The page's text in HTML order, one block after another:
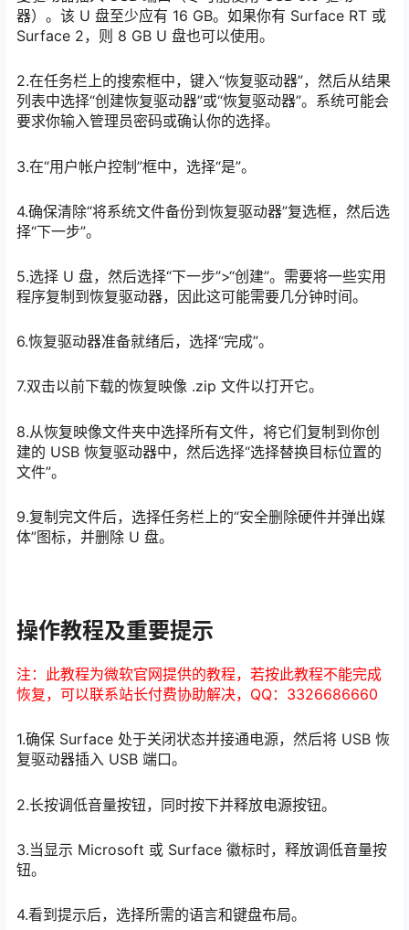
器）。该 U 盘至少应有 16 GB。如果你有 Surface RT 或
Surface 2，则 8 GB U 盘也可以使用。
2.在任务栏上的搜索框中，键入“恢复驱动器”，然后从结果
列表中选择“创建恢复驱动器”或“恢复驱动器”。系统可能会
要求你输入管理员密码或确认你的选择。
3.在“用户帐户控制”框中，选择“是”。
4.确保清除“将系统文件备份到恢复驱动器”复选框，然后选
择“下一步”。
5.选择 U 盘，然后选择“下一步”>“创建”。需要将一些实用
程序复制到恢复驱动器，因此这可能需要几分钟时间。
6.恢复驱动器准备就绪后，选择“完成”。
7.双击以前下载的恢复映像 .zip 文件以打开它。
8.从恢复映像文件夹中选择所有文件，将它们复制到你创
建的 USB 恢复驱动器中，然后选择“选择替换目标位置的
文件”。
9.复制完文件后，选择任务栏上的“安全删除硬件并弹出媒
体”图标，并删除 U 盘。
操作教程及重要提示
注：此教程为微软官网提供的教程，若按此教程不能完成
恢复，可以联系站长付费协助解决，QQ：3326686660
1.确保 Surface 处于关闭状态并接通电源，然后将 USB 恢
复驱动器插入 USB 端口。
2.长按调低音量按钮，同时按下并释放电源按钮。
3.当显示 Microsoft 或 Surface 徽标时，释放调低音量按
钮。
4.看到提示后，选择所需的语言和键盘布局。